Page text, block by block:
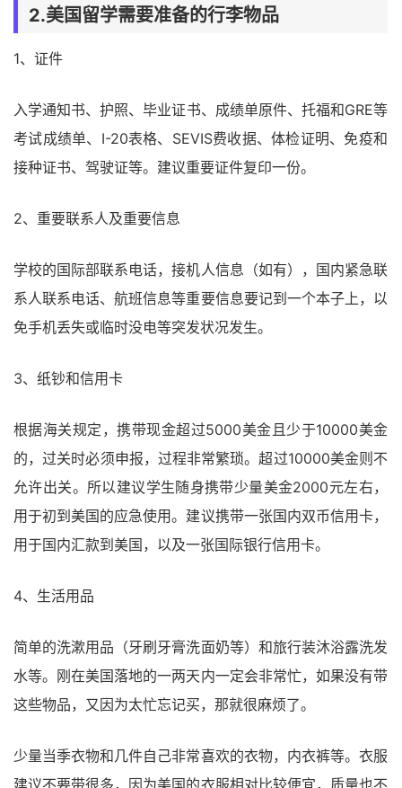
2.美国留学需要准备的行李物品
1、证件
入学通知书、护照、毕业证书、成绩单原件、托福和GRE等
考试成绩单、I-20表格、SEVIS费收据、体检证明、免疫和
接种证书、驾驶证等。建议重要证件复印一份。
2、重要联系人及重要信息
学校的国际部联系电话，接机人信息（如有），国内紧急联
系人联系电话、航班信息等重要信息要记到一个本子上，以
免手机丢失或临时没电等突发状况发生。
3、纸钞和信用卡
根据海关规定，携带现金超过5000美金且少于10000美金
的，过关时必须申报，过程非常繁琐。超过10000美金则不
允许出关。所以建议学生随身携带少量美金2000元左右，
用于初到美国的应急使用。建议携带一张国内双币信用卡，
用于国内汇款到美国，以及一张国际银行信用卡。
4、生活用品
简单的洗漱用品（牙刷牙膏洗面奶等）和旅行装沐浴露洗发
水等。刚在美国落地的一两天内一定会非常忙，如果没有带
这些物品，又因为太忙忘记买，那就很麻烦了。
少量当季衣物和几件自己非常喜欢的衣物，内衣裤等。衣服
建议不要带很多，因为美国的衣服相对比较便宜，质量也不